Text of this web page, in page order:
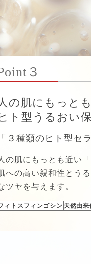
３
の肌にもっとも
ト型うるおい
３種類のヒト型セラ
の肌にもっとも近い
への高い親和性とう
ツヤを与えます。
ィトスフィンゴシン 天然由